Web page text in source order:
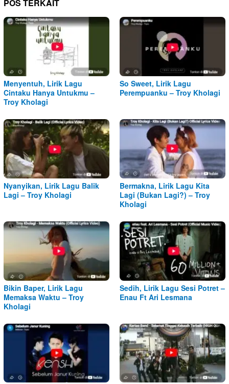
POS TERKAIT
Menyentuh, Lirik Lagu
Cintaku Hanya Untukmu –
Troy Kholagi
So Sweet, Lirik Lagu
Perempuanku – Troy Kholagi
Nyanyikan, Lirik Lagu Balik
Lagi – Troy Kholagi
Bermakna, Lirik Lagu Kita
Lagi (Bukan Lagi?) – Troy
Kholagi
Bikin Baper, Lirik Lagu
Memaksa Waktu – Troy
Kholagi
Sedih, Lirik Lagu Sesi Potret –
Enau Ft Ari Lesmana